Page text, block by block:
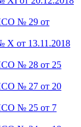
№ 29 от
от 13.11.2018
№ 28 от 25
№ 27 от 20
№ 25 от 7